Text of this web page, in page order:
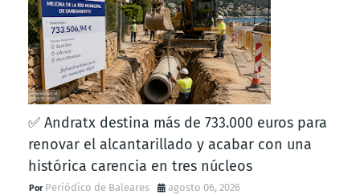
✅ Andratx destina más de 733.000 euros para
renovar el alcantarillado y acabar con una
histórica carencia en tres núcleos
Periódico de Baleares agosto 06, 2026